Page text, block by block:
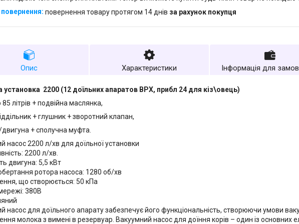
повернення товару протягом 14 днів за рахунок покупця
Опис Характеристики Інформація для
установка 2200 (12 доїльних апаратов ВРХ, прибл 24 для кіз\овець)
літрів + подвійна маслянка,
+ глушник + зворотний клапан,
+ сполучна муфта.
насос 2200 л/хв для доїльної установки
2200 л/хв.
двигуна: 5,5 кВт
ротора насоса: 1280 об/хв
що створюється: 50 кПа
380В
насос для доїльного апарату забезпечує його функціональність, створюючи умови
молока з вимені в резервуар. Вакуумний насос для доїння корів – один із основних